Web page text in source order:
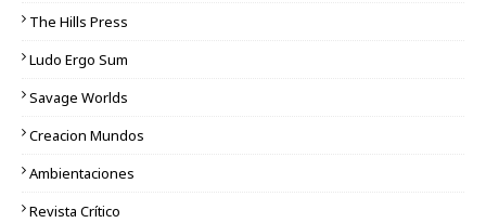
The Hills Press
Ludo Ergo Sum
Savage Worlds
Creacion Mundos
Ambientaciones
Revista Crítico